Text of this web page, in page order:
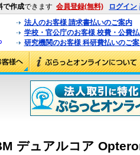
で作成できます 会員登録(無料) ログイン
法人のお客様 請求書払いのご案内
学校・官公庁のお客様 校費・公費
研究機関のお客様 科研費払いのご
デュアルコア